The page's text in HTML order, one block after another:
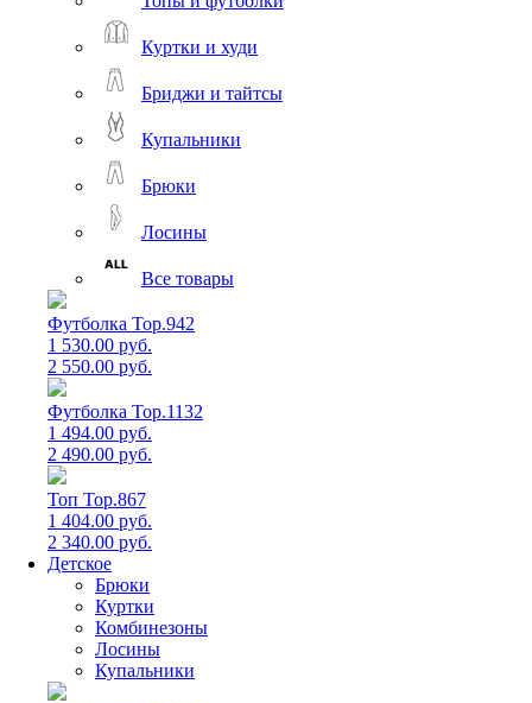
Куртки и худи
Бриджи и тайтсы
Купальники
Брюки
Лосины
Все товары
Футболка Top.942
1 530.00 руб.
2 550.00 руб.
Футболка Top.1132
1 494.00 руб.
2 490.00 руб.
Топ Top.867
1 404.00 руб.
2 340.00 руб.
Детское
Брюки
Куртки
Комбинезоны
Лосины
Купальники